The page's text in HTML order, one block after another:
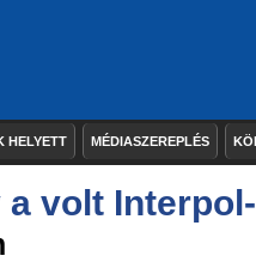
HELYETT MÉDIASZEREPLÉS
volt